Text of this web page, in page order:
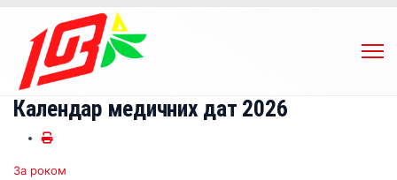
Календар медичних дат 2026
За роком